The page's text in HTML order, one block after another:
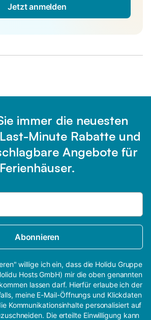
Jetzt anmelden
immer die neuesten
Minute Rabatte und
Angebote für
Ferienhäuser.
Abonnieren
willige ich ein, dass die Holidu Gruppe
Hosts GmbH) mir die oben genannten
lassen darf. Hierfür erlaube ich der
meine E-Mail-Öffnungs und Klickdaten
Kommunikationsinhalte personalisiert auf
Die erteilte Einwilligung kann